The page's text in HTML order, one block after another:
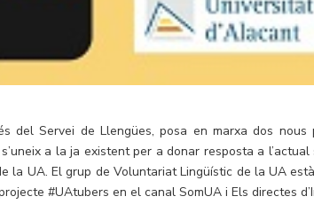
del Servei de Llengües, posa en marxa dos
a la ja existent per a donar resposta a l’actual
la UA. El grup de Voluntariat Lingüístic de la UA
#UAtubers en el canal SomUA i Els directes